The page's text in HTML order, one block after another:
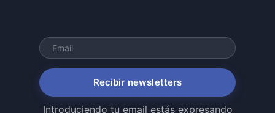
Recibir newsletters
Introduciendo tu email estás expresando